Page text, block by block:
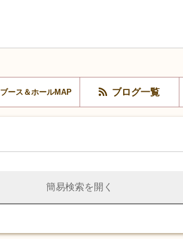
ブース＆ホールMAP ブログ一覧
簡易検索を開く